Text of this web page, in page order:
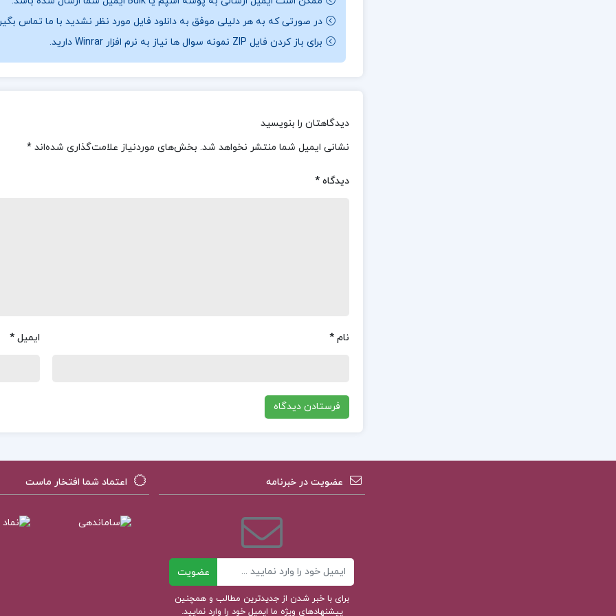
در صورتی که به هر دلیلی موفق به دانلود فایل مورد نظر نشدید با ما تماس
برای باز کردن فایل ZIP نمونه سوال ها نیاز به نرم افزار Winrar دارید.
دیدگاهتان را بنویسید
نشانی ایمیل شما منتشر نخواهد شد. بخش‌های موردنیاز علامت‌گذاری شده‌اند *
دیدگاه *
نام * ایمیل *
عضویت در خبرنامه
ایمیل عضویت
برای با خبر شدن از جدیدترین مطالب و همچنین
پیشنهادهای ویژه ما ایمیل خود را وارد نمایید.
اعتماد شما افتخار ماست